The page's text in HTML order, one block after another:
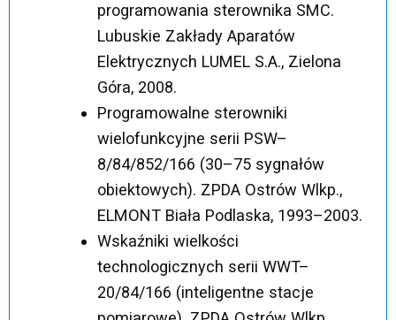
programowania sterownika SMC.
Lubuskie Zakłady Aparatów
Elektrycznych LUMEL S.A., Zielona
Góra, 2008.
Programowalne sterowniki
wielofunkcyjne serii PSW–
8/84/852/166 (30–75 sygnałów
obiektowych). ZPDA Ostrów Wlkp.,
ELMONT Biała Podlaska, 1993–2003.
Wskaźniki wielkości
technologicznych serii WWT–
20/84/166 (inteligentne stacje